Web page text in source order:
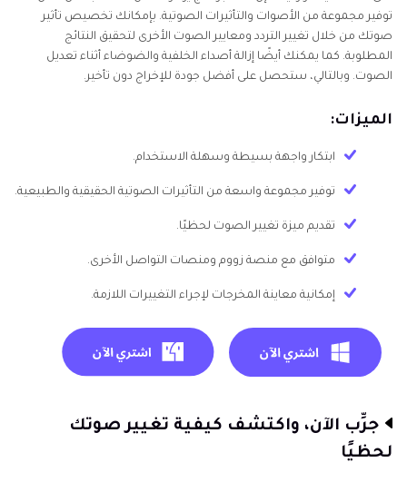
توفير مجموعة من الأصوات والتأثيرات الصوتية. بإمكانك تخصيص تأثير
صوتك من خلال تغيير التردد ومعايير الصوت الأخرى لتحقيق النتائج
المطلوبة. كما يمكنك أيضًا إزالة أصداء الخلفية والضوضاء أثناء تعديل
الصوت. وبالتالي، ستحصل على أفضل جودة للإخراج دون تأخير.
الميزات:
ابتكار واجهة بسيطة وسهلة الاستخدام.
توفير مجموعة واسعة من التأثيرات الصوتية الحقيقية والطبيعية.
تقديم ميزة تغيير الصوت لحظيًا.
متوافق مع منصة زووم ومنصات التواصل الأخرى.
إمكانية معاينة المخرجات لإجراء التغييرات اللازمة.
جرِّب الآن، واكتشف كيفية تغيير صوتك
لحظيًا